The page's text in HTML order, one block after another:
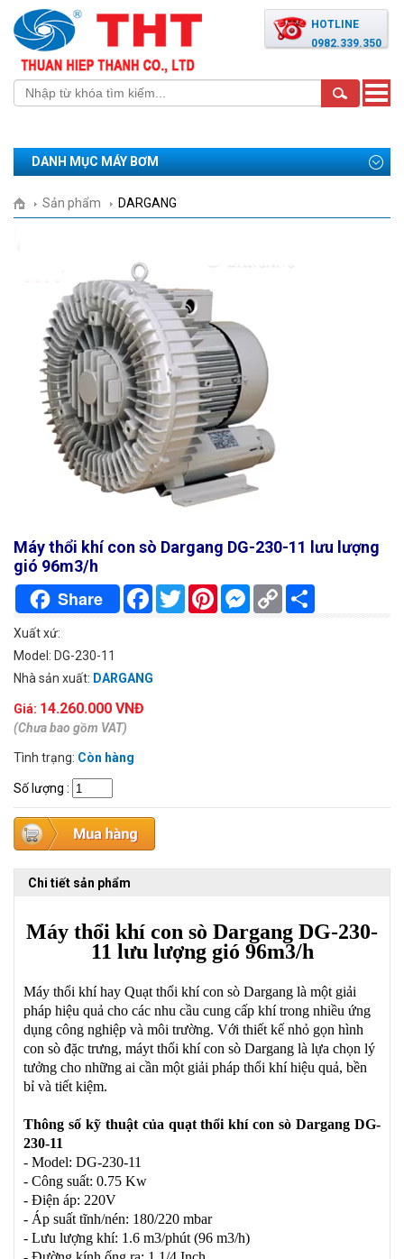
HOTLINE
0982.339.350
Toggle
DANH MỤC MÁY BƠM
Sản phẩm DARGANG
Máy thổi khí con sò Dargang DG-230-11 lưu lượng
gió 96m3/h
Share FacebookTwitterPinterestMessenger
Copy
Link
Xuất xứ:
Model: DG-230-11
Nhà sản xuất: DARGANG
Giá: 14.260.000 VNĐ
(Chưa bao gồm VAT)
Tình trạng: Còn hàng
Số lượng :
Chi tiết sản phẩm
Máy thổi khí con sò Dargang DG-230-
11 lưu lượng gió 96m3/h
Máy thổi khí hay Quạt thổi khí con sò Dargang là một giải
pháp hiệu quả cho các nhu cầu cung cấp khí trong nhiều ứng
dụng công nghiệp và môi trường. Với thiết kế nhỏ gọn hình
con sò đặc trưng, máyt thổi khí con sò Dargang là lựa chọn lý
tưởng cho những ai cần một giải pháp thổi khí hiệu quả, bền
bỉ và tiết kiệm.
Thông số kỹ thuật của quạt thổi khí con sò Dargang DG-
230-11
- Model: DG-230-11
- Công suất: 0.75 Kw
- Điện áp: 220V
- Áp suất tĩnh/nén: 180/220 mbar
- Lưu lượng khí: 1.6 m3/phút (96 m3/h)